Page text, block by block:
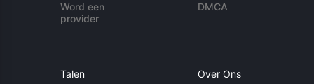
Word een
provider
DMCA
Talen Over Ons